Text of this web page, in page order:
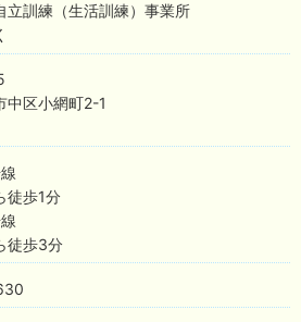
立訓練（生活訓練）事業所
中区小網町2-1
徒歩1分
徒歩3分